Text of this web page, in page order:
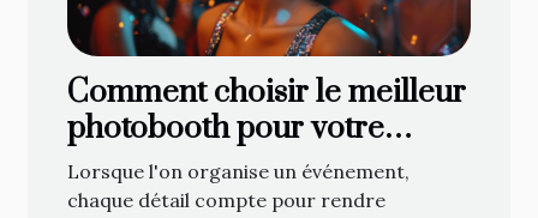
Comment choisir le meilleur
photobooth pour votre
événement
Lorsque l'on organise un événement,
chaque détail compte pour rendre